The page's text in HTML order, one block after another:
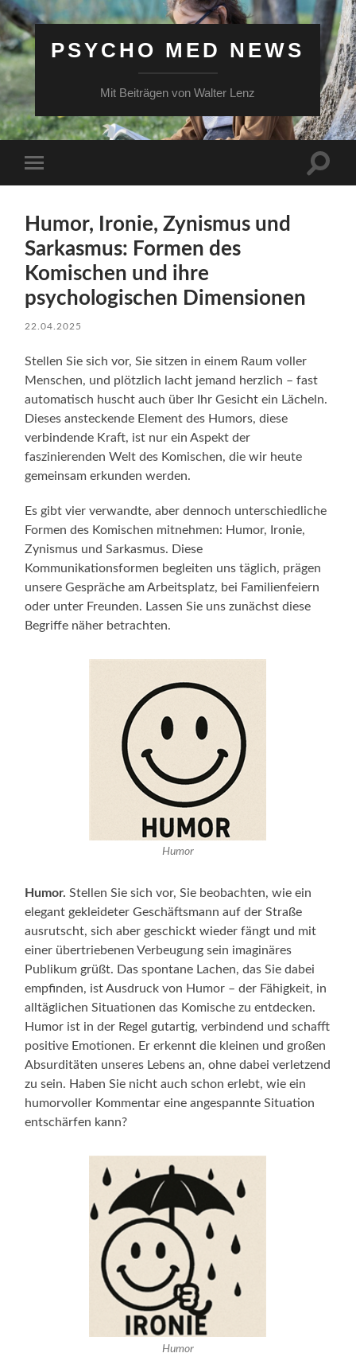
PSYCHO MED NEWS
Mit Beiträgen von Walter Lenz
Menü
Humor, Ironie, Zynismus und
Sarkasmus: Formen des
Komischen und ihre
psychologischen Dimensionen
22.04.2025
Stellen Sie sich vor, Sie sitzen in einem Raum voller
Menschen, und plötzlich lacht jemand herzlich – fast
automatisch huscht auch über Ihr Gesicht ein Lächeln.
Dieses ansteckende Element des Humors, diese
verbindende Kraft, ist nur ein Aspekt der
faszinierenden Welt des Komischen, die wir heute
gemeinsam erkunden werden.
Es gibt vier verwandte, aber dennoch unterschiedliche
Formen des Komischen mitnehmen: Humor, Ironie,
Zynismus und Sarkasmus. Diese
Kommunikationsformen begleiten uns täglich, prägen
unsere Gespräche am Arbeitsplatz, bei Familienfeiern
oder unter Freunden. Lassen Sie uns zunächst diese
Begriffe näher betrachten.
Humor
Humor.Stellen Sie sich vor, Sie beobachten, wie ein
elegant gekleideter Geschäftsmann auf der Straße
ausrutscht, sich aber geschickt wieder fängt und mit
einer übertriebenen Verbeugung sein imaginäres
Publikum grüßt. Das spontane Lachen, das Sie dabei
empfinden, ist Ausdruck von Humor – der Fähigkeit, in
alltäglichen Situationen das Komische zu entdecken.
Humor ist in der Regel gutartig, verbindend und schafft
positive Emotionen. Er erkennt die kleinen und großen
Absurditäten unseres Lebens an, ohne dabei verletzend
zu sein. Haben Sie nicht auch schon erlebt, wie ein
humorvoller Kommentar eine angespannte Situation
entschärfen kann?
Humor